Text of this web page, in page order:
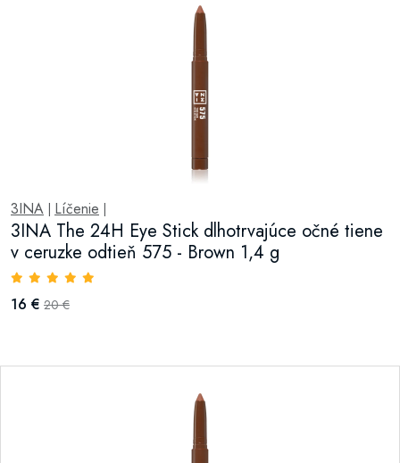
3INA Líčenie
3INA The 24H Eye Stick dlhotrvajúce očné tiene
v ceruzke odtieň 575 - Brown 1,4 g
16 € 20 €